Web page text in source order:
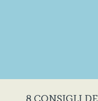
8 CONSIGLI